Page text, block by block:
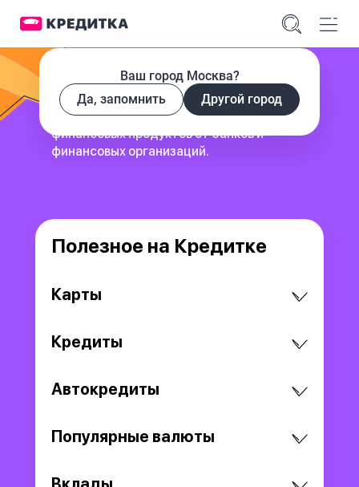
Ваш город Москва?
Да, запомнить
Другой город
сервис для поиска и сравнения
финансовых продуктовот банков и
финансовых организаций.
Полезное на Кредитке
Карты
Кредиты
Автокредиты
Популярные валюты